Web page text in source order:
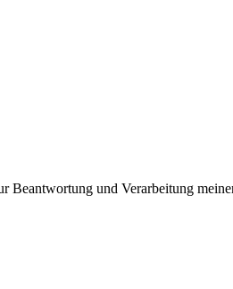
Beantwortung und Verarbeitung